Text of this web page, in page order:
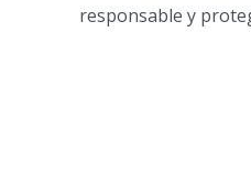
responsable y